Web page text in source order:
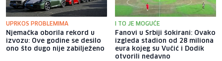
UPRKOS PROBLEMIMA
Njemačka oborila rekord u
izvozu: Ove godine se desilo
ono što dugo nije zabilježeno
I TO JE MOGUĆE
Fanovi u Srbiji šokirani: Ovako
izgleda stadion od 28 miliona
eura kojeg su Vučić i Dodik
otvorili nedavno